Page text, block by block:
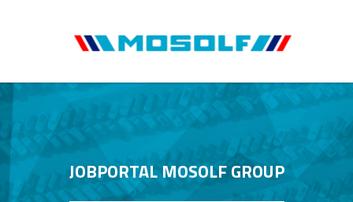
JOBPORTAL MOSOLF GROUP